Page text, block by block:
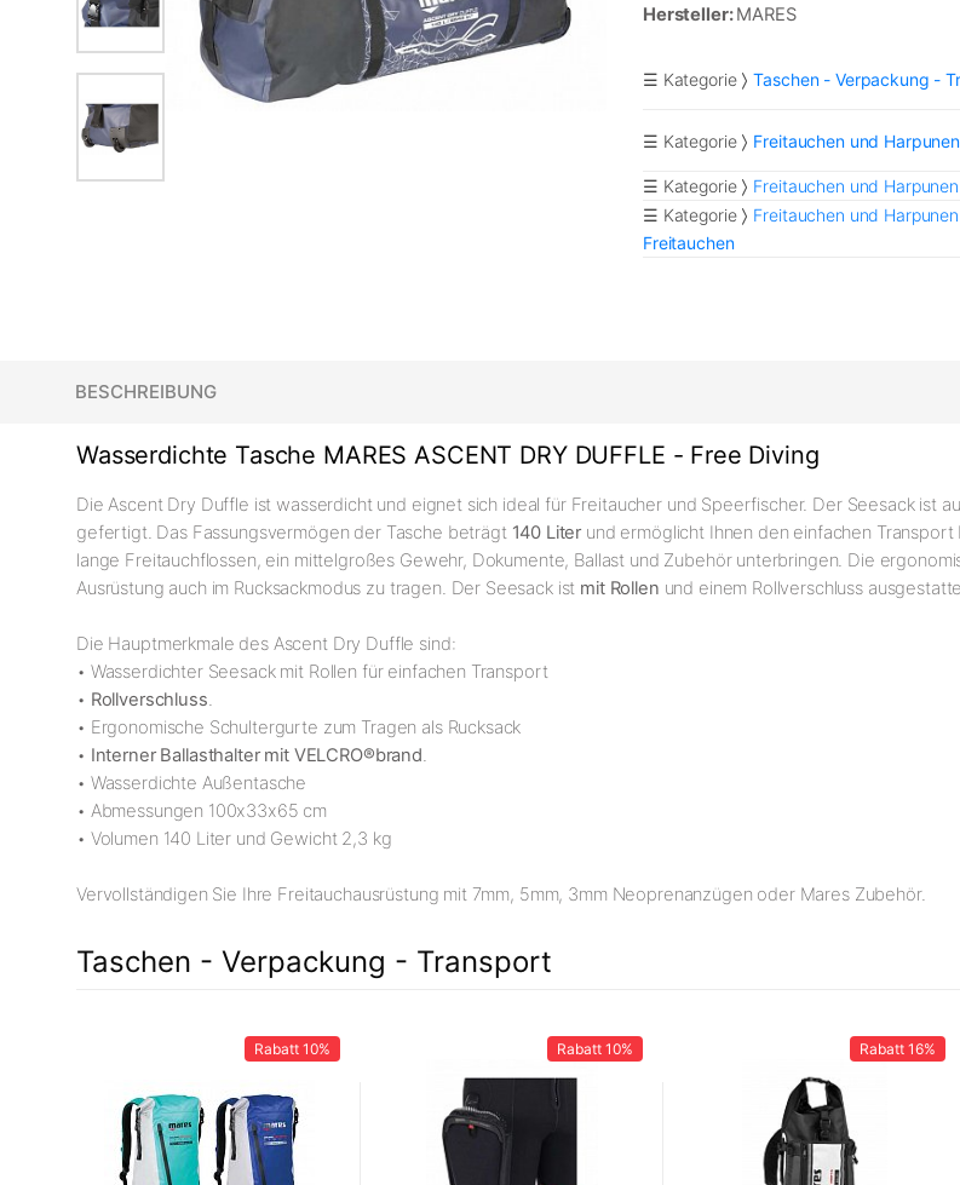
Hersteller:MARES
☰ Kategorie Taschen - Verpackung -
☰ Kategorie Freitauchen und Harpunen
☰ Kategorie Freitauchen und Harpunen
☰ Kategorie
Freitauchen und Harpunen
Freitauchen
BESCHREIBUNG
Wasserdichte Tasche MARES ASCENT DRY DUFFLE - Free Diving
Die Ascent Dry Duffle ist wasserdicht und eignet sich ideal für Freitaucher und Speerfischer. Der Seesack ist
gefertigt. Das Fassungsvermögen der Tasche beträgt 140 Liter und ermöglicht Ihnen den einfachen
lange Freitauchflossen, ein mittelgroßes Gewehr, Dokumente, Ballast und Zubehör unterbringen. Die
Ausrüstung auch im Rucksackmodus zu tragen. Der Seesack ist mit Rollen und einem Rollverschluss
Die Hauptmerkmale des Ascent Dry Duffle sind:
• Wasserdichter Seesack mit Rollen für einfachen Transport
• Rollverschluss.
• Ergonomische Schultergurte zum Tragen als Rucksack
• Interner Ballasthalter mit VELCRO®brand.
• Wasserdichte Außentasche
• Abmessungen 100x33x65 cm
• Volumen 140 Liter und Gewicht 2,3 kg
Vervollständigen Sie Ihre Freitauchausrüstung mit 7mm, 5mm, 3mm Neoprenanzügen oder Mares Zubehör.
Taschen - Verpackung - Transport
Rabatt 10% Rabatt 10% Rabatt 16%